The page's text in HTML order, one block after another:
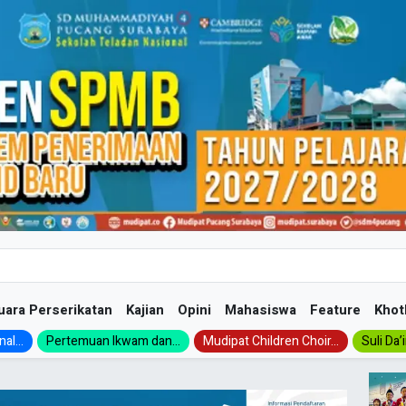
Perserikatan Kajian Opini Mahasiswa Feature
Pertemuan Ikwam dan... Mudipat Children Choir... Suli